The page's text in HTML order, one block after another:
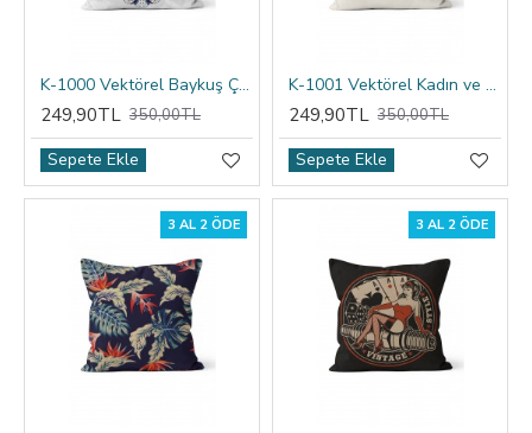
K-1000 Vektörel Baykuş Çift Tarafı Baskılı Kırlent Kılıfı
249,90TL 350,00TL
Sepete Ekle
K-1001 Vektörel Kadın ve Çiçek Çift Tarafı Baskılı Kırlent Kılıfı
249,90TL 350,00TL
Sepete Ekle
3 AL 2 ÖDE 3 AL 2 ÖDE